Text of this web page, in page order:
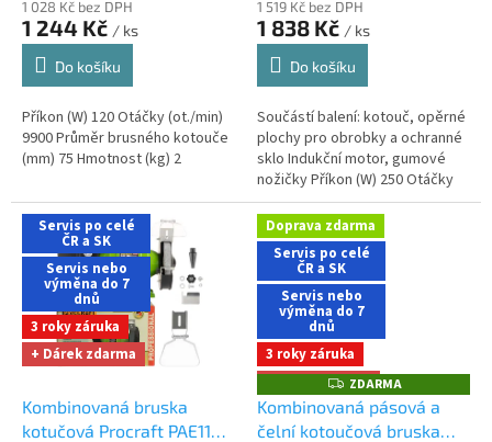
1 028 Kč bez DPH
1 244 Kč / ks
Do košíku
Příkon (W) 120 Otáčky (ot./min)
9900 Průměr brusného kotouče
(mm) 75 Hmotnost (kg) 2
1 519 Kč bez DPH
1 838 Kč / ks
Do košíku
Součástí balení: kotouč, opěrné
plochy pro obrobky a ochranné
sklo Indukční motor, gumové
nožičky Příkon (W) 250 Otáčky
(ot./min) 2980 Průměr brusného
kotouče (mm) 150 Brusný...
Servis po celé
ČR a SK
Servis nebo
výměna do 7
dnů
3 roky záruka
+ Dárek zdarma
Kombinovaná bruska
kotučová Procraft PAE1100
Doprava zdarma
Servis po celé
ČR a SK
Servis nebo
výměna do 7
dnů
3 roky záruka
+ Dárek zdarma
Z
D
A
R
ZDARMA
Kombinovaná pásová a
čelní kotoučová bruska